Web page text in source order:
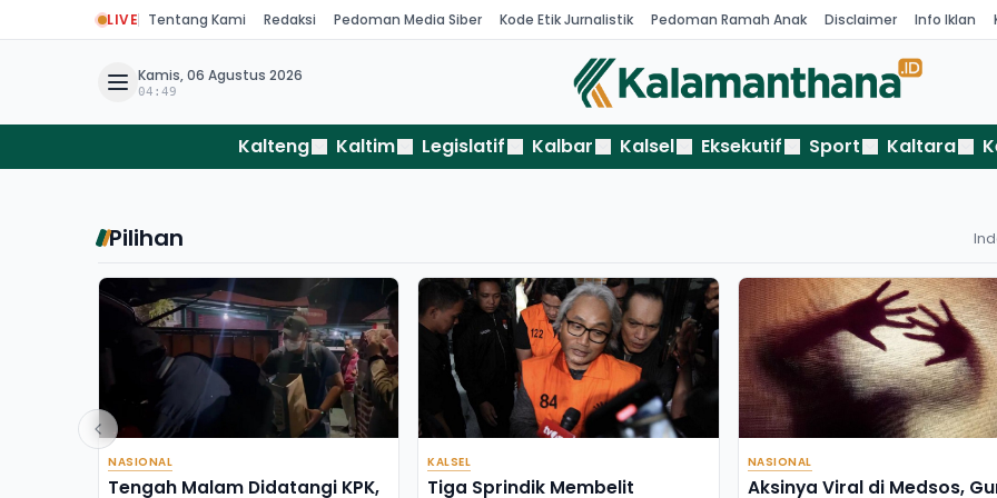
LIVE Tentang Kami Redaksi Pedoman Media Siber Kode Etik Jurnalistik Pedoman Ramah Anak Disclaimer Info Iklan
Kamis, 06 Agustus 2026
04:49
Kalteng Kaltim Legislatif Kalbar Kalsel Eksekutif Sport Kaltara
Pilihan
NASIONAL
Tengah Malam Didatangi KPK,
KALSEL
Tiga Sprindik Membelit
NASIONAL
Aksinya Viral di Medsos,